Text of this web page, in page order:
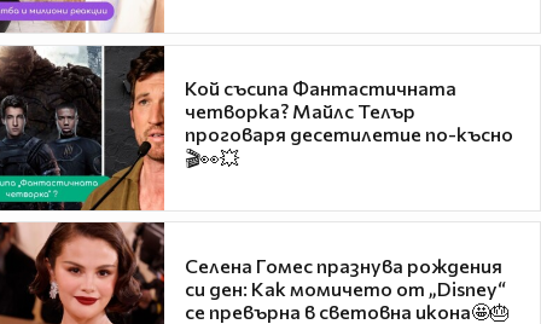
Кой съсипа Фантастичната
четворка? Майлс Телър
проговаря десетилетие по-късно
🎬👀💥
Селена Гомес празнува рождения
си ден: Как момичето от „Disney“
се превърна в световна икона🤩🎂